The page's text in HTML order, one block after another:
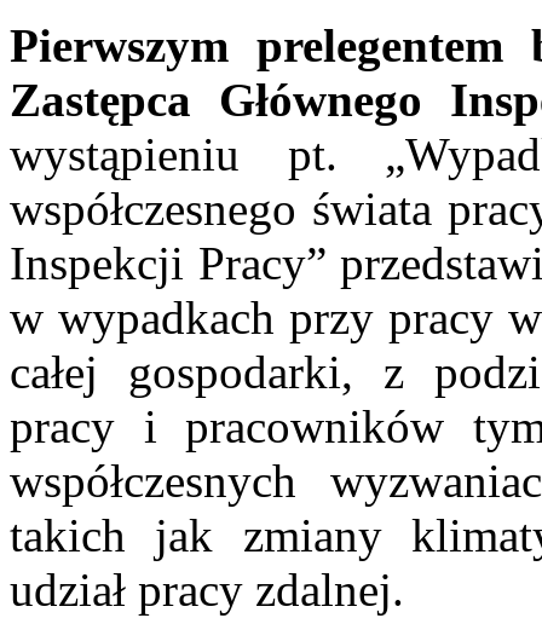
Pierwszym prelegentem
Zastępca Głównego
wystąpieniu pt.
współczesnego świata
Inspekcji Pracy”
w wypadkach przy pracy
całej gospodarki, z
pracy i pracowników
współczesnych
takich jak zmiany
udział pracy zdalnej.